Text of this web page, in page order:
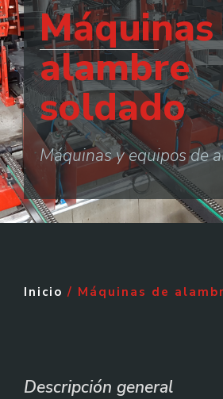
alambre
soldado
Máquinas y equipos de
Inicio / Máquinas de
Descripción general